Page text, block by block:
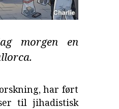
morgen en
har ført
til jihadistisk